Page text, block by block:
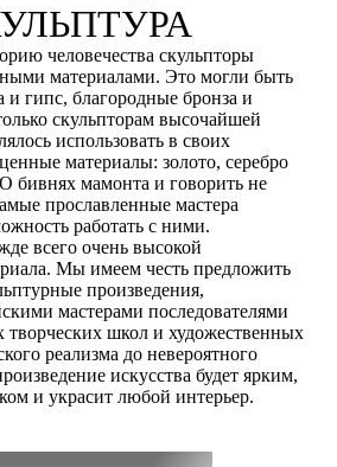
человечества скульпторы
материалами. Это могли быть
и гипс, благородные бронза и
скульпторам высочайшей
использовать в своих
материалы: золото, серебро
бивнях мамонта и говорить не
прославленные мастера
работать с ними.
всего очень высокой
Мы имеем честь предложить
произведения,
мастерами последователями
творческих школ и художественных
реализма до невероятного
искусства будет ярким,
и украсит любой интерьер.